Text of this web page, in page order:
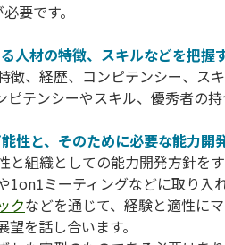
要です。
人材の特徴、スキルなどを把握
徴、経歴、コンピテンシー、ス
テンシーやスキル、優秀者の持
性と、そのために必要な能力開
と組織としての能力開発方針を
1on1ミーティングなどに取り入
クなどを通じて、経験と適性に
を話し合います。